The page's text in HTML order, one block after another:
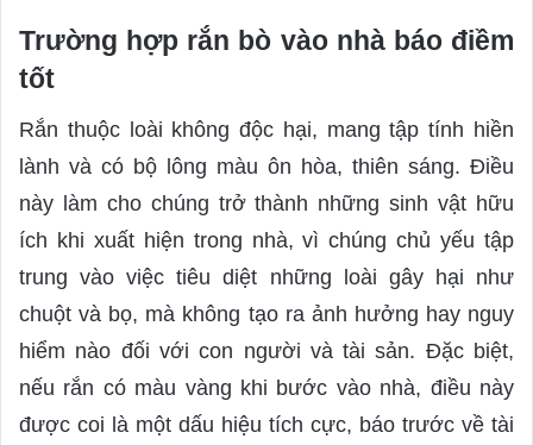
Trường hợp rắn bò vào nhà báo điềm
tốt
Rắn thuộc loài không độc hại, mang tập tính hiền
lành và có bộ lông màu ôn hòa, thiên sáng. Điều
này làm cho chúng trở thành những sinh vật hữu
ích khi xuất hiện trong nhà, vì chúng chủ yếu tập
trung vào việc tiêu diệt những loài gây hại như
chuột và bọ, mà không tạo ra ảnh hưởng hay nguy
hiểm nào đối với con người và tài sản. Đặc biệt,
nếu rắn có màu vàng khi bước vào nhà, điều này
được coi là một dấu hiệu tích cực, báo trước về tài